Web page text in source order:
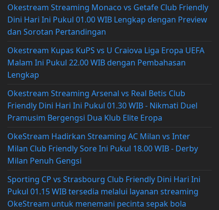
Okestream Streaming Monaco vs Getafe Club Friendly
Dini Hari Ini Pukul 01.00 WIB Lengkap dengan Preview
dan Sorotan Pertandingan
Okestream Kupas KuPS vs U Craiova Liga Eropa UEFA
Malam Ini Pukul 22.00 WIB dengan Pembahasan
Lengkap
Okestream Streaming Arsenal vs Real Betis Club
Friendly Dini Hari Ini Pukul 01.30 WIB - Nikmati Duel
Pramusim Bergengsi Dua Klub Elite Eropa
OkeStream Hadirkan Streaming AC Milan vs Inter
Milan Club Friendly Sore Ini Pukul 18.00 WIB - Derby
Milan Penuh Gengsi
Sporting CP vs Strasbourg Club Friendly Dini Hari Ini
Pukul 01.15 WIB tersedia melalui layanan streaming
OkeStream untuk menemani pecinta sepak bola